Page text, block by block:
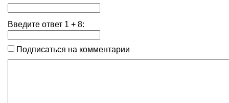
Введите ответ 1 + 8:
Подписаться на комментарии